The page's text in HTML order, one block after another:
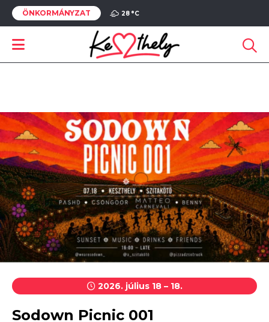
ÖNKORMÁNYZAT 28 °C
2026. július 18 – 18.
Sodown Picnic 001